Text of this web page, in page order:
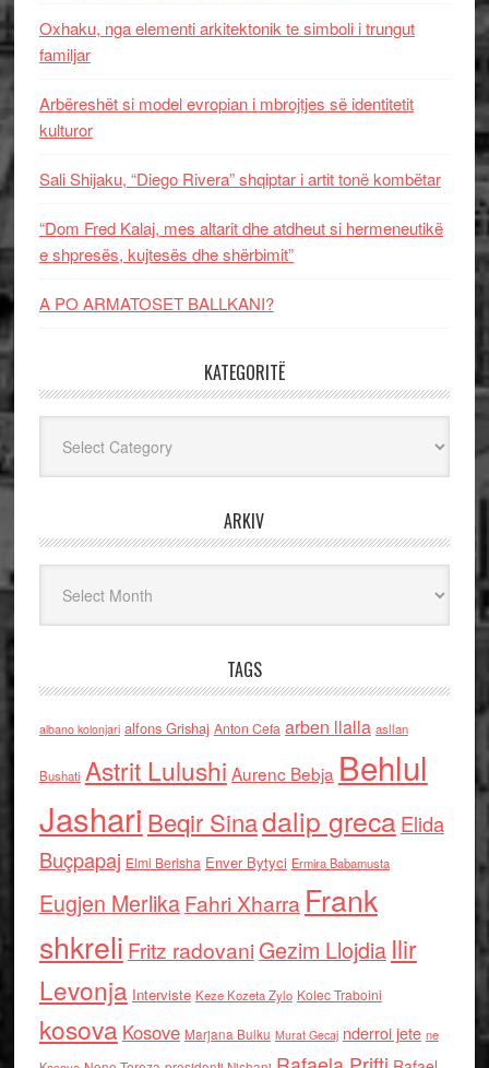
Oxhaku, nga elementi arkitektonik te simboli i trungut
familjar
Arbëreshët si model evropian i mbrojtjes së identitetit
kulturor
Sali Shijaku, “Diego Rivera” shqiptar i artit tonë kombëtar
“Dom Fred Kalaj, mes altarit dhe atdheut si hermeneutikë
e shpresës, kujtesës dhe shërbimit”
A PO ARMATOSET BALLKANI?
KATEGORITË
ARKIV
TAGS
albano kolonjari alfons Grishaj Anton Cefa arben llalla asllan
Bushati Astrit Lulushi Aurenc Bebja Behlul
Jashari Beqir Sinadalip grecaElida
Buçpapaj Elmi Berisha Enver Bytyci Ermira Babamusta
Eugjen MerlikaFahri Xharra Frank
shkreli Fritz radovaniGezim Llojdia Ilir
Levonja Interviste Keze Kozeta Zylo Kolec Traboini
kosova Kosove Marjana Bulku Murat Gecaj nderroi jete ne